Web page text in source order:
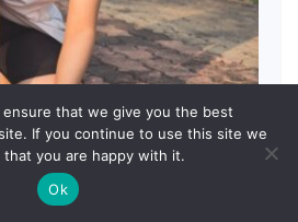
ensure that we give you the best
If you continue to use this site we
that you are happy with it.
Ok